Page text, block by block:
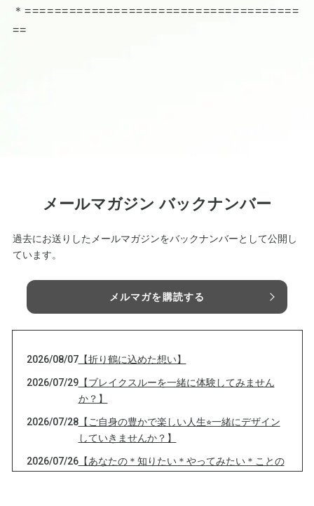
＊=====================================
==
メールマガジン バックナンバー
過去にお送りしたメールマガジンをバックナンバーとして公開し
ています。
メルマガを購読する
2026/08/07【折り鶴に込めた想い】
2026/07/29【ブレイクスルーを一緒に体験してみません
か？】
2026/07/28【ご自身の豊かで楽しい人生⭐︎一緒にデザイン
していきませんか？】
2026/07/26【あなたの＊知りたい＊やってみたい＊ことの